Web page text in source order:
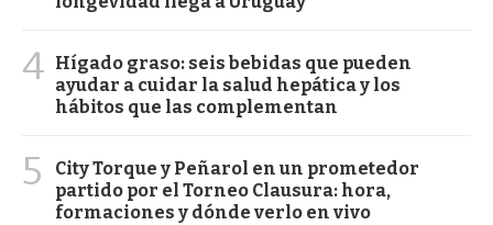
4 Hígado graso: seis bebidas que pueden
ayudar a cuidar la salud hepática y los
hábitos que las complementan
5
City Torque y Peñarol en un prometedor
partido por el Torneo Clausura: hora,
formaciones y dónde verlo en vivo